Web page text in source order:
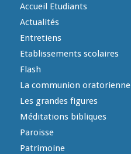
Accueil Etudiants
Actualités
Entretiens
Etablissements scolaires
Flash
La communion oratorienne
Les grandes figures
Méditations bibliques
Paroisse
Patrimoine